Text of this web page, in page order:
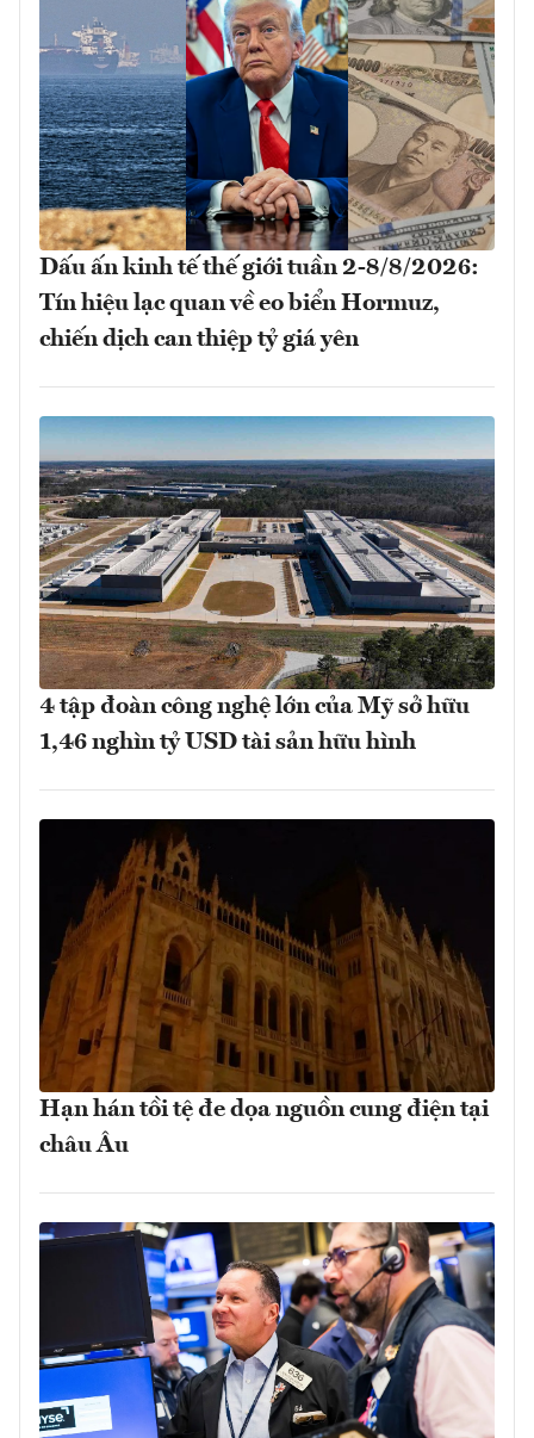
Dấu ấn kinh tế thế giới tuần 2-8/8/2026:
Tín hiệu lạc quan về eo biển Hormuz,
chiến dịch can thiệp tỷ giá yên
4 tập đoàn công nghệ lớn của Mỹ sở hữu
1,46 nghìn tỷ USD tài sản hữu hình
Hạn hán tồi tệ đe dọa nguồn cung điện tại
châu Âu